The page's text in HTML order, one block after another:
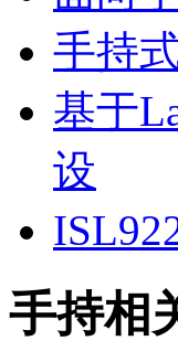
手持
基于
设
手持相